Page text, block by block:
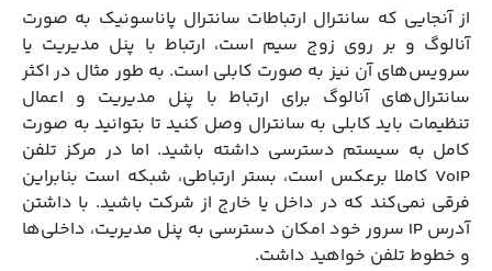
از آنجایی که سانترال ارتباطات سانترال پاناسونیک به صورت
آنالوگ و بر روی زوج سیم است، ارتباط با پنل مدیریت یا
سرویس‌های آن نیز به صورت کابلی است. به طور مثال در اکثر
سانترال‌های آنالوگ برای ارتباط با پنل مدیریت و اعمال
تنظیمات باید کابلی به سانترال وصل کنید تا بتوانید به صورت
کامل به سیستم دسترسی داشته باشید. اما در مرکز تلفن
VoIP کاملا برعکس است، بستر ارتباطی، شبکه است بنابراین
فرقی ‌نمی‌کند که در داخل یا خارج از شرکت باشید. با داشتن
آدرس IP سرور خود امکان دسترسی به پنل مدیریت، داخلی‌ها
و خطوط تلفن خواهید داشت.